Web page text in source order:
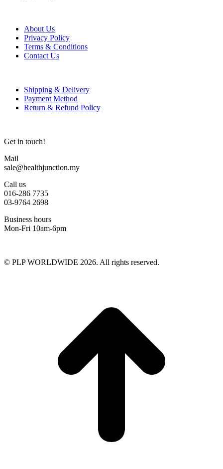
About Us
Privacy Policy
Terms & Conditions
Contact Us
Shipping & Delivery
Payment Method
Return & Refund Policy
Get in touch!
Mail
sale@healthjunction.my
Call us
016-286 7735
03-9764 2698
Business hours
Mon-Fri 10am-6pm
© PLP WORLDWIDE 2026. All rights reserved.